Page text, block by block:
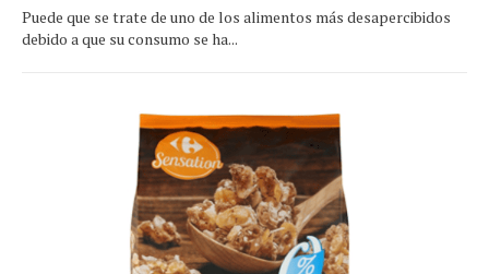
Puede que se trate de uno de los alimentos más desapercibidos
debido a que su consumo se ha...